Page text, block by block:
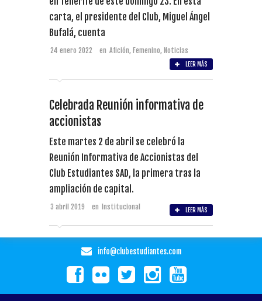
carta, el presidente del Club, Miguel Ángel
Bufalá, cuenta
24 enero 2022 en Afición, Femenino, Noticias
LEER MÁS
Celebrada Reunión informativa de
accionistas
Este martes 2 de abril se celebró la
Reunión Informativa de Accionistas del
Club Estudiantes SAD, la primera tras la
ampliación de capital.
3 abril 2019 en Institucional LEER MÁS
info@clubestudiantes.com